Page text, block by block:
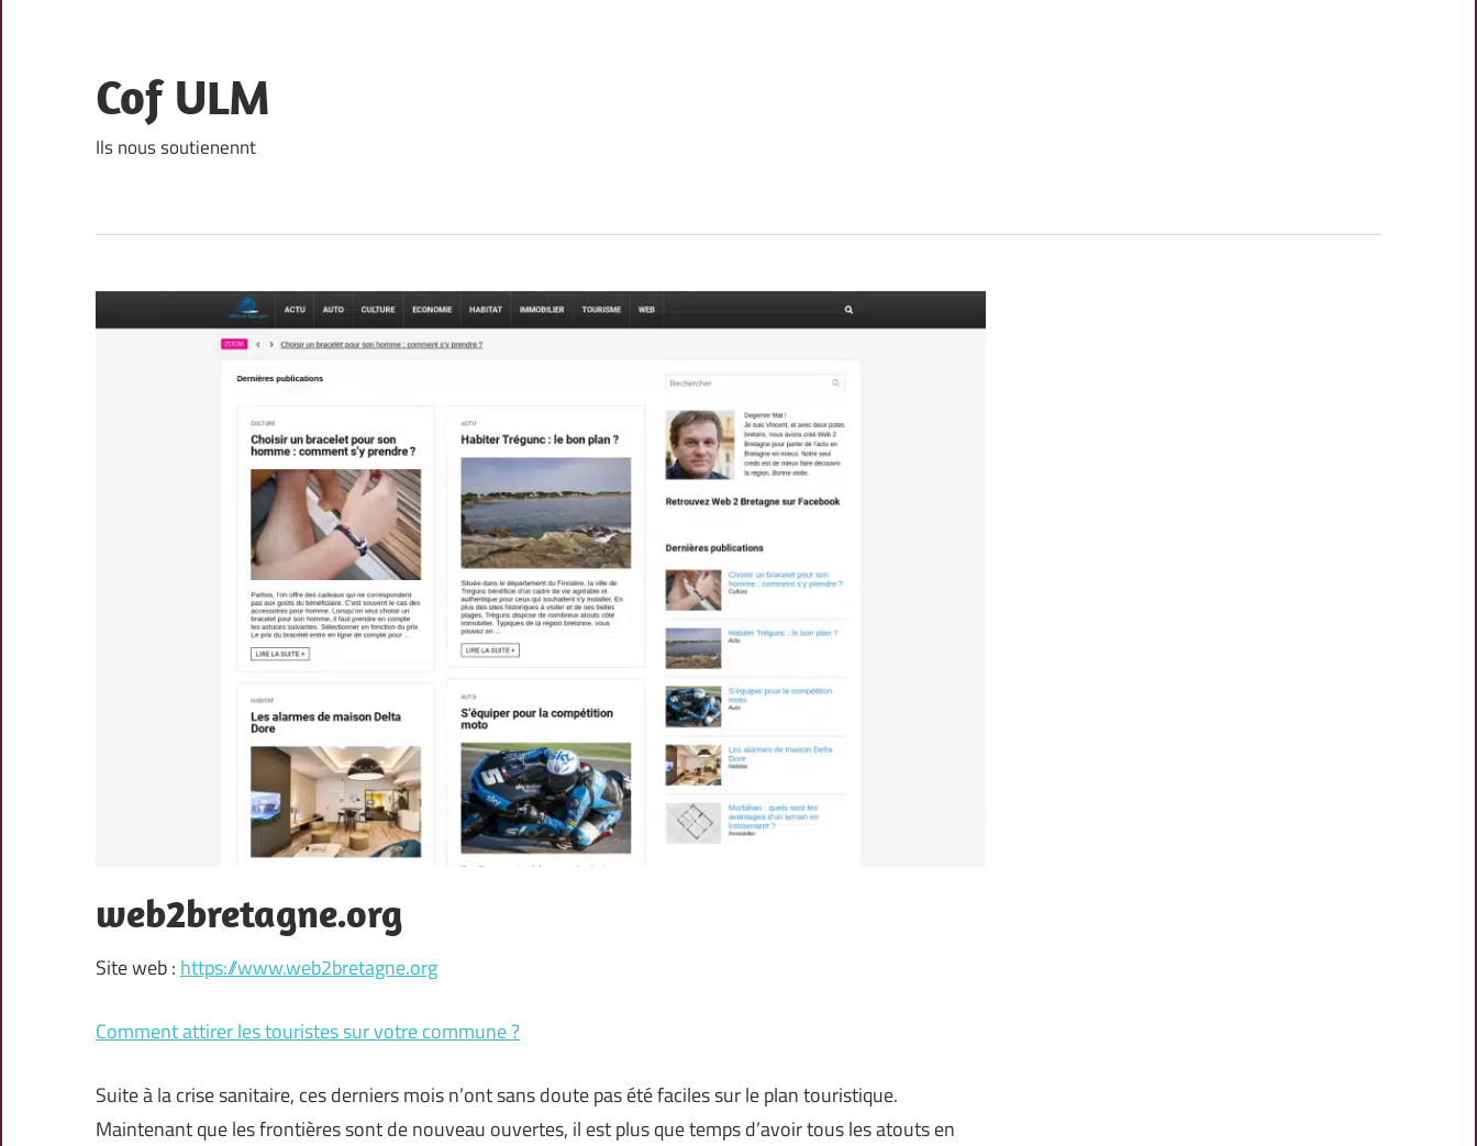
content
Cof ULM
Ils nous soutienennt
web2bretagne.org
Site web : https://www.web2bretagne.org
Comment attirer les touristes sur votre commune ?
Suite à la crise sanitaire, ces derniers mois n’ont sans doute pas été faciles sur le plan touristique.
Maintenant que les frontières sont de nouveau ouvertes, il est plus que temps d’avoir tous les atouts en